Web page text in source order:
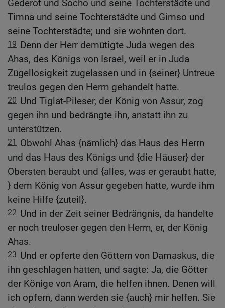
Gederot und Socho und seine Tochterstädte und
Timna und seine Tochterstädte und Gimso und
seine Tochterstädte; und sie wohnten dort.
19 Denn der Herr demütigte Juda wegen des
Ahas, des Königs von Israel, weil er in Juda
Zügellosigkeit zugelassen und in {seiner} Untreue
treulos gegen den Herrn gehandelt hatte.
20 Und Tiglat-Pileser, der König von Assur, zog
gegen ihn und bedrängte ihn, anstatt ihn zu
unterstützen.
21 Obwohl Ahas {nämlich} das Haus des Herrn
und das Haus des Königs und {die Häuser} der
Obersten beraubt und {alles, was er geraubt hatte,
} dem König von Assur gegeben hatte, wurde ihm
keine Hilfe {zuteil}.
22 Und in der Zeit seiner Bedrängnis, da handelte
er noch treuloser gegen den Herrn, er, der König
Ahas.
23 Und er opferte den Göttern von Damaskus, die
ihn geschlagen hatten, und sagte: Ja, die Götter
der Könige von Aram, die helfen ihnen. Denen will
ich opfern, dann werden sie {auch} mir helfen. Sie